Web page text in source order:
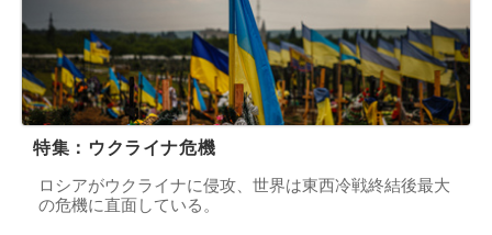
特集：ウクライナ危機
ロシアがウクライナに侵攻、世界は東西冷戦終結後最大
の危機に直面している。